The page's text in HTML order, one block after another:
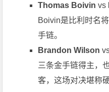
Thomas Boivin vs
Boivin是比利时名
手链。
Brandon Wilson
三条金手链得主，
客，这场对决堪称硬